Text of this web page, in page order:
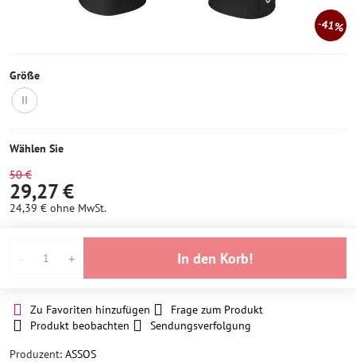
41%
Größe
II
Lager
Wählen Sie
50 €
29,27 €
24,39 € ohne MwSt.
In den Korb!
Zu Favoriten hinzufügen
Frage zum Produkt
Produkt beobachten
Sendungsverfolgung
Produzent: ASSOS